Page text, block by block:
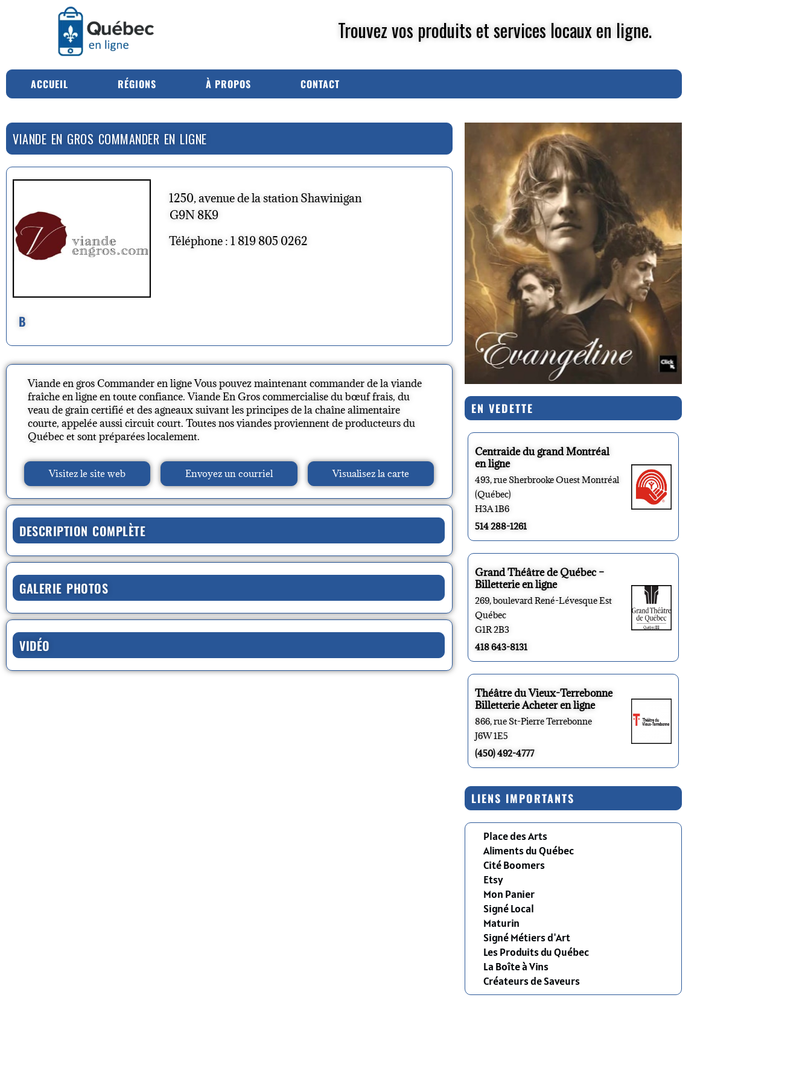
Trouvez vos produits et services locaux en ligne.
ACCUEIL RÉGIONS À PROPOS CONTACT
VIANDE EN GROS COMMANDER EN LIGNE
B
1250, avenue de la station Shawinigan
G9N 8K9
Téléphone : 1 819 805 0262
Viande en gros Commander en ligne Vous pouvez maintenant commander de la viande
fraîche en ligne en toute confiance. Viande En Gros commercialise du bœuf frais, du
veau de grain certifié et des agneaux suivant les principes de la chaîne alimentaire
courte, appelée aussi circuit court. Toutes nos viandes proviennent de producteurs du
Québec et sont préparées localement.
Visitez le site web Envoyez un courriel Visualisez la carte
DESCRIPTION COMPLÈTE
GALERIE PHOTOS
VIDÉO
EN VEDETTE
Centraide du grand Montréal
en ligne
493, rue Sherbrooke Ouest Montréal
(Québec)
H3A 1B6
514 288-1261
Grand Théâtre de Québec –
Billetterie en ligne
269, boulevard René-Lévesque Est
Québec
G1R 2B3
418 643-8131
Théâtre du Vieux-Terrebonne
Billetterie Acheter en ligne
866, rue St-Pierre Terrebonne
J6W 1E5
(450) 492-4777
LIENS IMPORTANTS
Place des Arts
Aliments du Québec
Cité Boomers
Etsy
Mon Panier
Signé Local
Maturin
Signé Métiers d'Art
Les Produits du Québec
La Boîte à Vins
Créateurs de Saveurs